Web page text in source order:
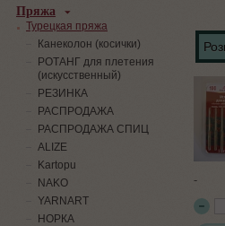
-
Пряжа
Турецкая пряжа
Канеколон (косички)
РОТАНГ для плетения
(искусственный)
PЕЗИНКА
РАСПРОДАЖА
РАСПРОДАЖА СПИЦ
ALIZE
Kartopu
NAKO
YARNART
НОРКА